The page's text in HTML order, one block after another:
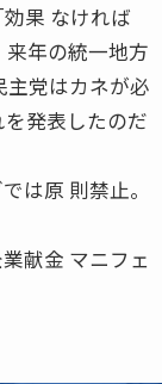
果 なければ
年の統一地方
党はカネが必
発表したのだ
は原 則禁止。
献金 マニフェ